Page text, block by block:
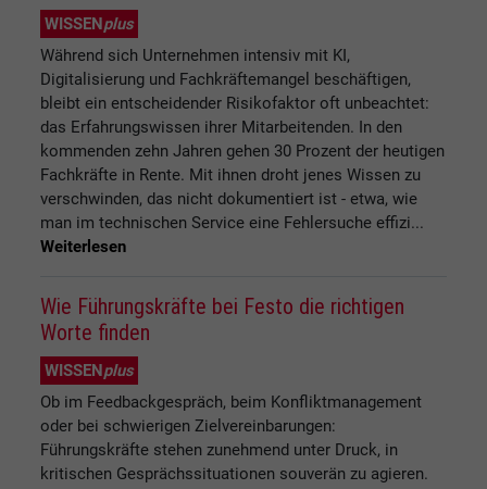
WISSENplus
Während sich Unternehmen intensiv mit KI,
Digitalisierung und Fachkräftemangel beschäftigen,
bleibt ein entscheidender Risikofaktor oft unbeachtet:
das Erfahrungswissen ihrer Mitarbeitenden. In den
kommenden zehn Jahren gehen 30 Prozent der heutigen
Fachkräfte in Rente. Mit ihnen droht jenes Wissen zu
verschwinden, das nicht dokumentiert ist - etwa, wie
man im technischen Service eine Fehlersuche effizi...
Weiterlesen
Wie Führungskräfte bei Festo die richtigen
Worte finden
WISSENplus
Ob im Feedbackgespräch, beim Konfliktmanagement
oder bei schwierigen Zielvereinbarungen:
Führungskräfte stehen zunehmend unter Druck, in
kritischen Gesprächssituationen souverän zu agieren.